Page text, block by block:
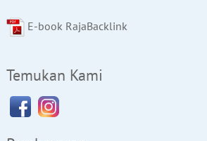
E-book RajaBacklink
Temukan Kami